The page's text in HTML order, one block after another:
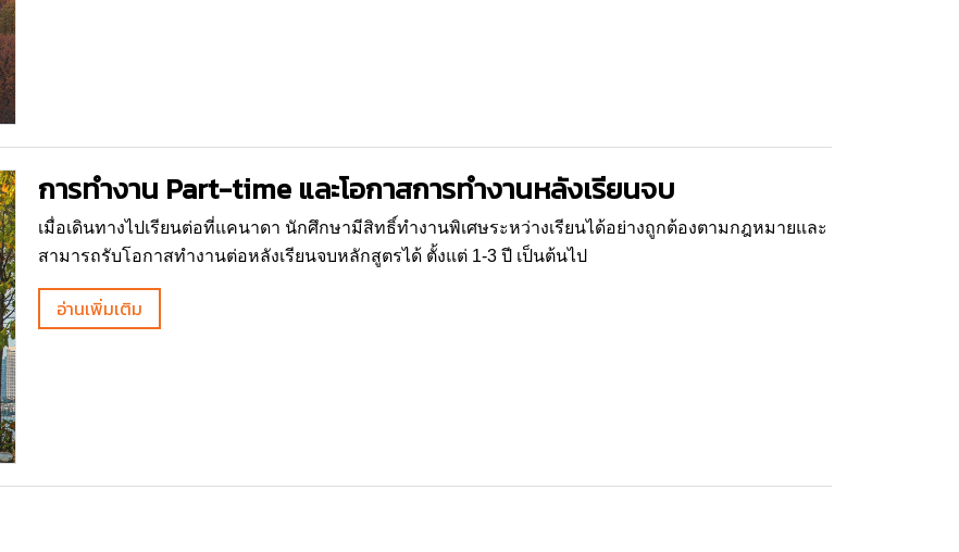
การทำงาน Part-time และโอกาสการทำงานหลังเรียนจบ
เมื่อเดินทางไปเรียนต่อที่แคนาดา นักศึกษามีสิทธิ์ทำงานพิเศษระหว่างเรียนได้อย่างถูกต้องตามกฎหมายและ
สามารถรับโอกาสทำงานต่อหลังเรียนจบหลักสูตรได้ ตั้งแต่ 1-3 ปี เป็นต้นไป
อ่านเพิ่มเติม